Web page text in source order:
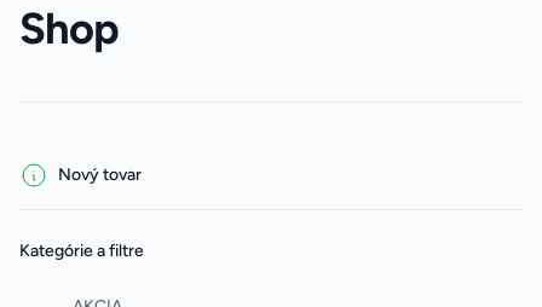
Shop
FiltersNový tovar
Kategórie a filtre